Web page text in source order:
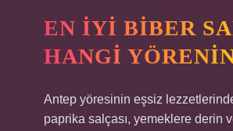
EN IYI BIBER
HANGI
Antep yöresinin eşsiz
paprika salçası, yemeklere derin